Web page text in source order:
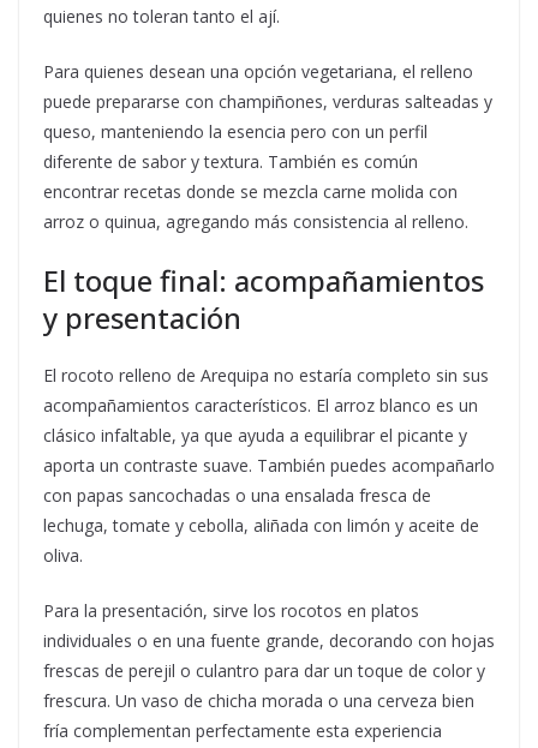
quienes no toleran tanto el ají.
Para quienes desean una opción vegetariana, el relleno
puede prepararse con champiñones, verduras salteadas y
queso, manteniendo la esencia pero con un perfil
diferente de sabor y textura. También es común
encontrar recetas donde se mezcla carne molida con
arroz o quinua, agregando más consistencia al relleno.
El toque final: acompañamientos
y presentación
El rocoto relleno de Arequipa no estaría completo sin sus
acompañamientos característicos. El arroz blanco es un
clásico infaltable, ya que ayuda a equilibrar el picante y
aporta un contraste suave. También puedes acompañarlo
con papas sancochadas o una ensalada fresca de
lechuga, tomate y cebolla, aliñada con limón y aceite de
oliva.
Para la presentación, sirve los rocotos en platos
individuales o en una fuente grande, decorando con hojas
frescas de perejil o culantro para dar un toque de color y
frescura. Un vaso de chicha morada o una cerveza bien
fría complementan perfectamente esta experiencia